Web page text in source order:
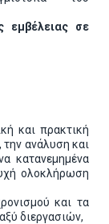
εμβέλειας σε
και πρακτική
ανάλυση και
κατανεμημένα
ολοκλήρωση
και τα
διεργασιών,